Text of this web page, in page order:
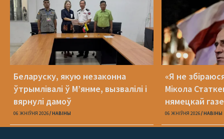
Беларуску, якую незаконна
ўтрымлівалі ў М’янме, вызвалілі і
вярнулі дамоў
06 ЖНІЎНЯ 2026 НАВІНЫ
«Я не
Мікола
нямецкай
06 ЖНІЎНЯ 2026 НАВІНЫ